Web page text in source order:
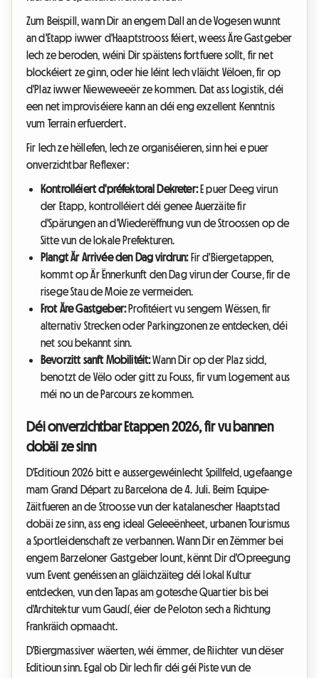
Zum Beispill, wann Dir an engem Dall an de Vogesen wunnt
an d'Etapp iwwer d'Haaptstrooss féiert, weess Äre Gastgeber
Iech ze beroden, wéini Dir späistens fortfuere sollt, fir net
blockéiert ze ginn, oder hie léint Iech vläicht Vëloen, fir op
d'Plaz iwwer Nieweweeër ze kommen. Dat ass Logistik, déi
een net improviséiere kann an déi eng exzellent Kenntnis
vum Terrain erfuerdert.
Fir Iech ze hëllefen, Iech ze organiséieren, sinn hei e puer
onverzichtbar Reflexer:
Kontrolléiert d'préfektoral Dekreter:E puer Deeg virun
der Etapp, kontrolléiert déi genee Auerzäite fir
d'Spärungen an d'Wiederëffnung vun de Stroossen op de
Sitte vun de lokale Prefekturen.
Plangt Är Arrivée den Dag virdrun:Fir d'Biergetappen,
kommt op Är Ënnerkunft den Dag virun der Course, fir de
risege Stau de Moie ze vermeiden.
Frot Äre Gastgeber:Profitéiert vu sengem Wëssen, fir
alternativ Strecken oder Parkingzonen ze entdecken, déi
net sou bekannt sinn.
Bevorzitt sanft Mobilitéit:Wann Dir op der Plaz sidd,
benotzt de Vëlo oder gitt zu Fouss, fir vum Logement aus
méi no un de Parcours ze kommen.
Déi onverzichtbar Etappen 2026, fir vu bannen
dobäi ze sinn
D'Editioun 2026 bitt e aussergewéinlecht Spillfeld, ugefaange
mam Grand Départ zu Barcelona de 4. Juli. Beim Equipe-
Zäitfueren an de Stroosse vun der katalanescher Haaptstad
dobäi ze sinn, ass eng ideal Geleeënheet, urbanen Tourismus
a Sportleidenschaft ze verbannen. Wann Dir en Zëmmer bei
engem Barzeloner Gastgeber lount, kënnt Dir d'Opreegung
vum Event genéissen an gläichzäiteg déi lokal Kultur
entdecken, vun den Tapas am gotesche Quartier bis bei
d'Architektur vum Gaudí, éier de Peloton sech a Richtung
Frankräich opmaacht.
D'Biergmassiver wäerten, wéi ëmmer, de Riichter vun dëser
Editioun sinn. Egal ob Dir Iech fir déi géi Piste vun de